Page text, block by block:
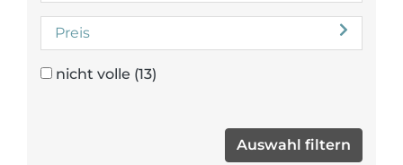
Preis
nicht volle (13)